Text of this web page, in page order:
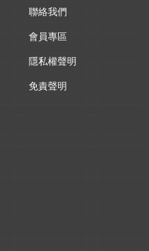
聯絡我們
會員專區
隱私權聲明
免責聲明